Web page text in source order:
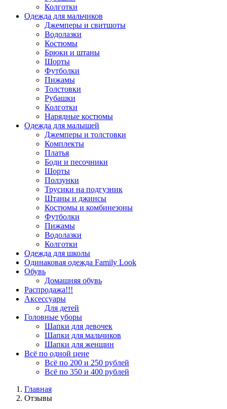
Колготки
Одежда для мальчиков
Джемперы и свитшоты
Водолазки
Костюмы
Брюки и штаны
Шорты
Футболки
Пижамы
Толстовки
Рубашки
Колготки
Нарядные костюмы
Одежда для малышей
Джемперы и толстовки
Комплекты
Платья
Боди и песочники
Шорты
Ползунки
Трусики на подгузник
Штаны и джинсы
Костюмы и комбинезоны
Футболки
Пижамы
Водолазки
Колготки
Одежда для школы
Одинаковая одежда Family Look
Обувь
Домашняя обувь
Распродажа!!!
Аксессуары
Для детей
Головные уборы
Шапки для девочек
Шапки для мальчиков
Шапки для женщин
Всё по одной цене
Всё по 200 и 250 рублей
Всё по 350 и 400 рублей
Главная
Отзывы